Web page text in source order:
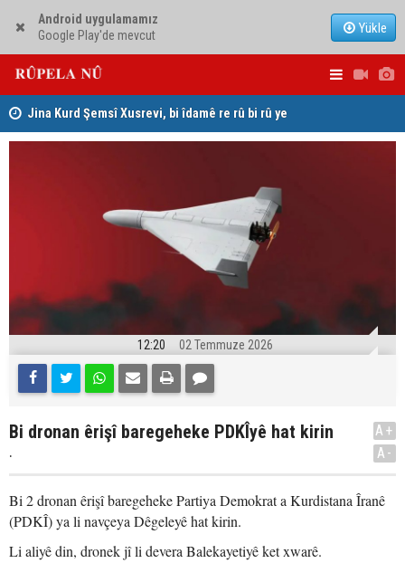
Android uygulamamız
Google Play'de mevcut
Yükle
Jina Kurd Şemsî Xusrevi, bi îdamê re rû bi rû ye
hewldana
12:20 02 Temmuze 2026
Bi dronan êrişî baregeheke PDKÎyê hat kirin
.
A+
A-
Bi 2 dronan êrişî baregeheke Partiya Demokrat a Kurdistana Îranê
(PDKÎ) ya li navçeya Dêgeleyê hat kirin.
Li aliyê din, dronek jî li devera Balekayetiyê ket xwarê.